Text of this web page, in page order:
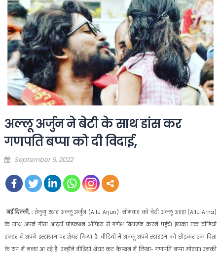
अल्लू अर्जुन ने बेटी के साथ डांस कर
गणपति बप्पा को दी विदाई,
Posted
September 6, 2022
नई दिल्ली, : तेलुगु स्टार अल्लू अर्जुन (Allu Arjun) सोमवार को बेटी अल्लू अरहा (Allu Arha)
के साथ अपने गीता आर्ट्स प्रोडक्शन ऑफिस में गणेश विसर्जन करने पहुंचे। इसका एक वीडियो
एक्टर ने अपने इंस्टाग्राम पर शेयर किया है। वीडियो में अल्लू अपने स्टारडम को छोड़कर एक पिता
के रूप में नजर आ रहे हैं। उन्होंने वीडियो शेयर कर कैप्शन में लिखा- गणपति बप्पा मोरया। उनकी